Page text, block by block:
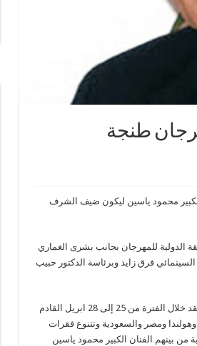
طنجة
محمود ياسين ليكون ضيف الشرف
الدولية للمهرجان بجانب بشرى الغماري
السينمائي فرق زايد وبرئاسة الدكتور حبيب
وقال محمد سعيد الزربوح مدير مهرجان طنجة السينمائي إن المهرجان سيعقد خلال الفترة من 25 إلى 28 ابريل القادم
ومصر والسعودية وتتنوع فقرات
من بينهم الفنان الكبير محمود ياسين